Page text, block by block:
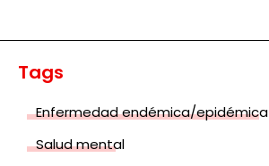
Tags
Enfermedad endémica/epidémica
Salud mental